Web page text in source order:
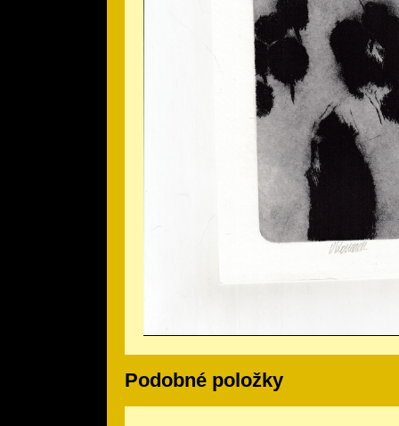
Podobné položky